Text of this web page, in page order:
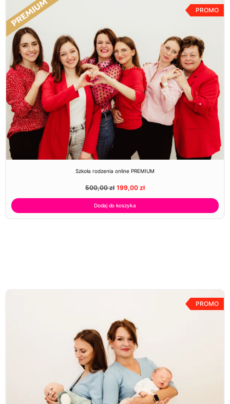
PROMO
Szkoła rodzenia online PREMIUM
500,00zł 199,00 zł
Dodaj do koszyka
PROMO